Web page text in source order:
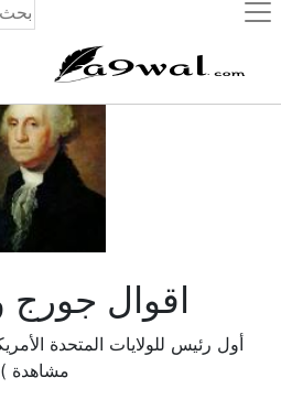
(current)
اقوال
مشاهدة )